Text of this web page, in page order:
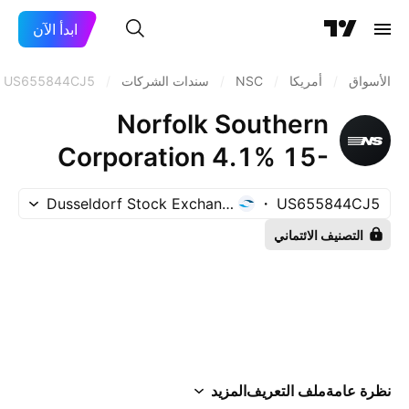
ابدأ الآن
الأسواق أمريكا NSC سندات الشركات US655844CJ5
Norfolk Southern
Corporation 4.1% 15-
MAY-2121US655844CJ5
Dusseldorf Stock Exchange
التصنيف الائتماني
نظرة عامةملف التعريفالمزيد